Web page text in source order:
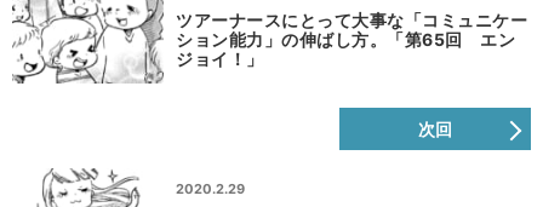
ツアーナースにとって大事な「コミュニケー
ション能力」の伸ばし方。「第65回 エン
ジョイ！」
次回
2020.2.29